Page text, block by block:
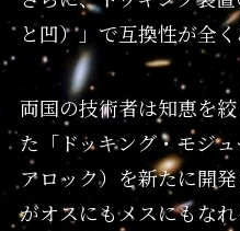
と凹）」で互換性が全
両国の技術者は知恵を
た「ドッキング・モジ
アロック）を新たに開
がオスにもメスにもな